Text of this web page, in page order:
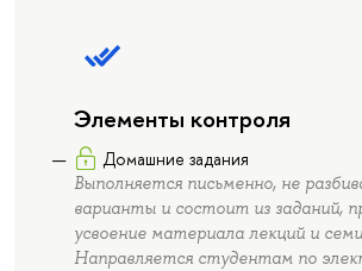
Элементы контроля
Домашние задания
Выполняется письменно, не
варианты и состоит из заданий,
усвоение материала лекций и
Направляется студентам по